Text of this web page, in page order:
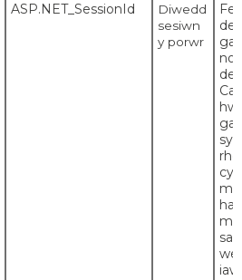
ASP.NET_SessionId
Diwedd
sesiwn
y porwr
Fe'i